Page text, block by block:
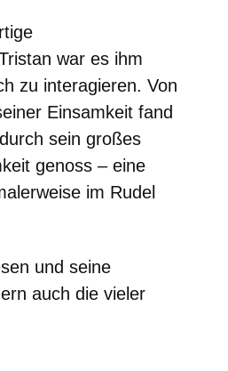
war es ihm
zu interagieren. Von
Einsamkeit fand
sein großes
genoss – eine
im Rudel
und seine
auch die vieler